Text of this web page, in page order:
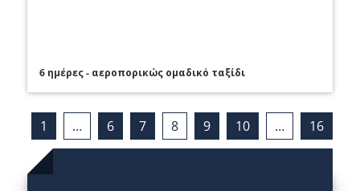
6 ημέρες - αεροπορικώς ομαδικό ταξίδι
1 … 6 7 8 9 10 … 16